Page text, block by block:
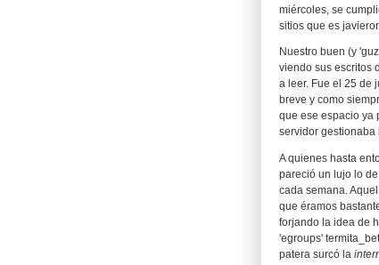
miércoles, se
sitios que es
Nuestro buen (y
viendo sus escritos
a leer. Fue el 25 de
breve y como
que ese espacio ya
servidor gestionaba
A quienes hasta
pareció un lujo lo
cada semana.
que éramos
forjando la idea de
'egroups'
patera surcó la